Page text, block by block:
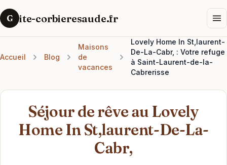
G ite-corbieresaude.fr
Accueil Blog
Maisons
de
vacances
Lovely Home In St,laurent-
De-La-Cabr, : Votre refuge
à Saint-Laurent-de-la-
Cabrerisse
Séjour de rêve au Lovely
Home In St,laurent-De-La-
Cabr,